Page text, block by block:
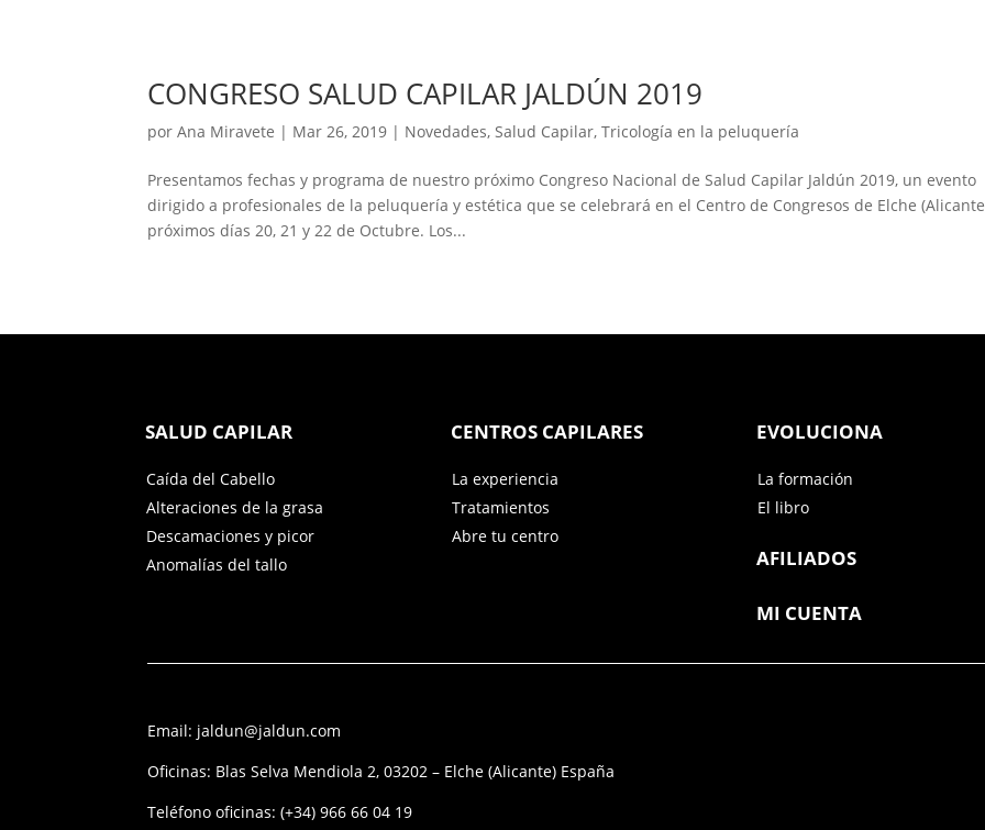
CONGRESO SALUD CAPILAR JALDÚN 2019
porAna Miravete | Mar 26, 2019 | Novedades, Salud Capilar,Tricología en la peluquería
Presentamos fechas y programa de nuestro próximo Congreso Nacional de Salud Capilar Jaldún 2019, un evento
dirigido a profesionales de la peluquería y estética que se celebrará en el Centro de Congresos de Elche
próximos días 20, 21 y 22 de Octubre. Los...
SALUD CAPILAR
Caída del Cabello
Alteraciones de la grasa
Descamaciones y picor
Anomalías del tallo
CENTROS CAPILARES
La experiencia
Tratamientos
Abre tu centro
EVOLUCIONA
La formación
El libro
AFILIADOS
MI CUENTA
Email: jaldun@jaldun.com
Oficinas: Blas Selva Mendiola 2, 03202 – Elche (Alicante) España
Teléfono oficinas:(+34) 966 66 04 19